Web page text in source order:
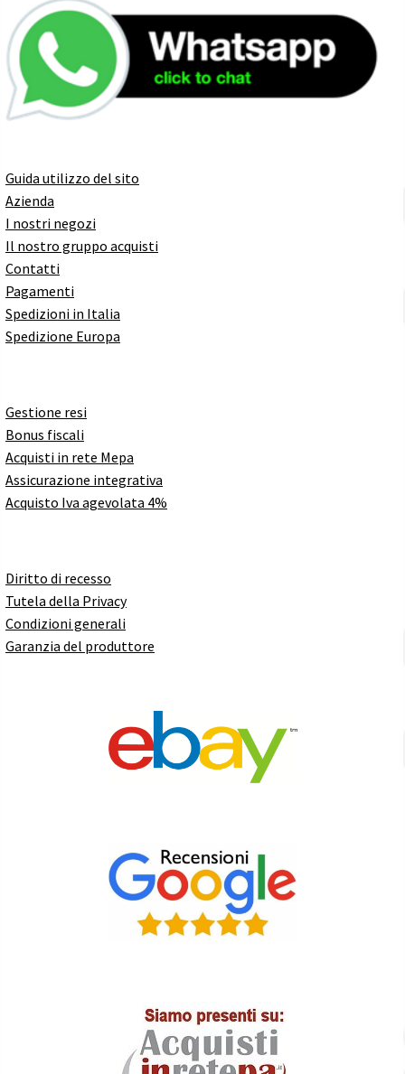
Guida utilizzo del sito
Azienda
I nostri negozi
Il nostro gruppo acquisti
Contatti
Pagamenti
Spedizioni in Italia
Spedizione Europa
Gestione resi
Bonus fiscali
Acquisti in rete Mepa
Assicurazione integrativa
Acquisto Iva agevolata 4%
Diritto di recesso
Tutela della Privacy
Condizioni generali
Garanzia del produttore